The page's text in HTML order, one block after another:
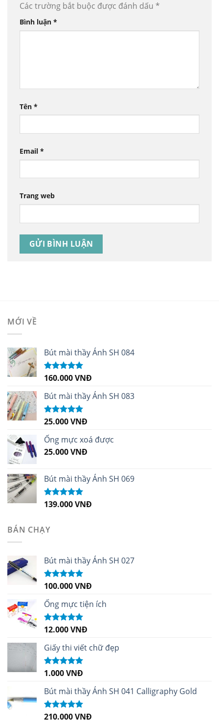
Các trường bắt buộc được đánh dấu *
Bình luận *
Tên *
Email *
Trang web
MỚI VỀ
Bút mài thầy Ánh SH 084
Được xếp
sao
160.000VNĐ
Bút mài thầy Ánh SH 083
Được xếp
sao
25.000VNĐ
Ống mực xoá được
25.000VNĐ
Bút mài thầy Ánh SH 069
Được xếp
139.000VNĐ
BÁN CHẠY
Bút mài thầy Ánh SH 027
Được xếp
sao
100.000VNĐ
Ống mực tiện ích
Được xếp
sao
12.000VNĐ
Giấy thi viết chữ đẹp
Được xếp
sao
1.000VNĐ
Bút mài thầy Ánh SH 041 Calligraphy Gold
Được xếp
210.000VNĐ